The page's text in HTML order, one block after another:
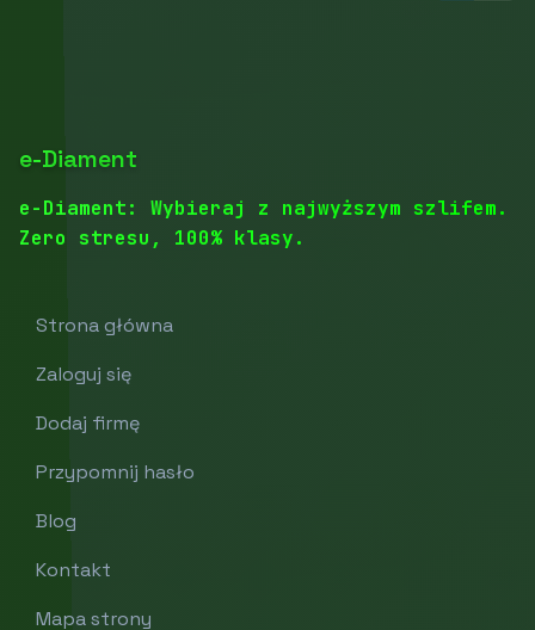
e-Diament
e-Diament: Wybieraj z najwyższym szlifem.
Zero stresu, 100% klasy.
Strona główna
Zaloguj się
Dodaj firmę
Przypomnij hasło
Blog
Kontakt
Mapa strony